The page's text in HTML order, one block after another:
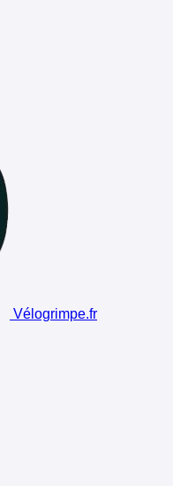
Vélogrimpe.fr